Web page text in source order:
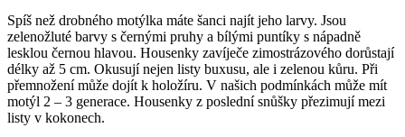
Spíš než drobného motýlka máte šanci najít jeho larvy. Jsou
zelenožluté barvy s černými pruhy a bílými puntíky s nápadně
lesklou černou hlavou. Housenky zavíječe zimostrázového dorůstají
délky až 5 cm. Okusují nejen listy buxusu, ale i zelenou kůru. Při
přemnožení může dojít k holožíru. V našich podmínkách může mít
motýl 2 – 3 generace. Housenky z poslední snůšky přezimují mezi
listy v kokonech.